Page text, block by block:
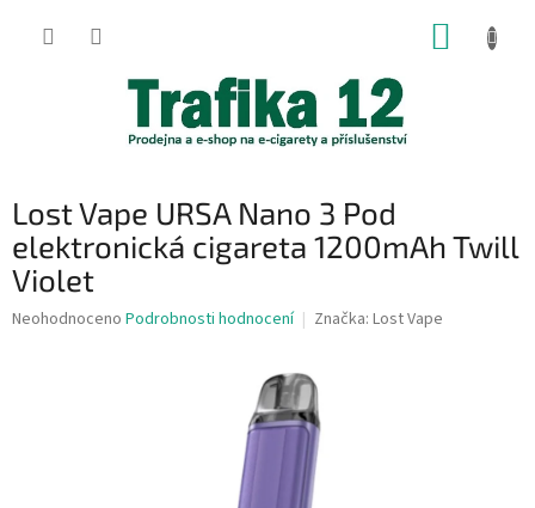
Lost Vape URSA Nano 3 Pod
elektronická cigareta 1200mAh Twill
Violet
Průměrné
Neohodnoceno Podrobnosti hodnocení Značka: Lost Vape